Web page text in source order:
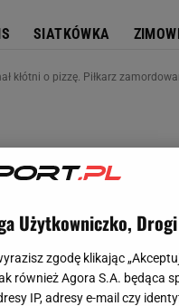
SIATKÓWKA
kłótni o pizzę. Piłkarz
Użytkowniczko,
zgodę klikając
również Agora S.A. będąca
IP, adresy e-mail czy